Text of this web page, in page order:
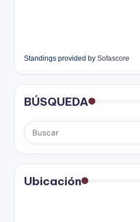
Standings provided by Sofascore
BÚSQUEDA
Ubicación